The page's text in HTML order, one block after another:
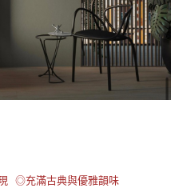
◎充滿古典與優雅韻味